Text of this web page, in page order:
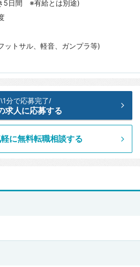
5日間 ※有給とは別途)
ットサル、軽音、ガンプラ等)
に無料転職相談する
\1分で応募完了/
求人に応募する